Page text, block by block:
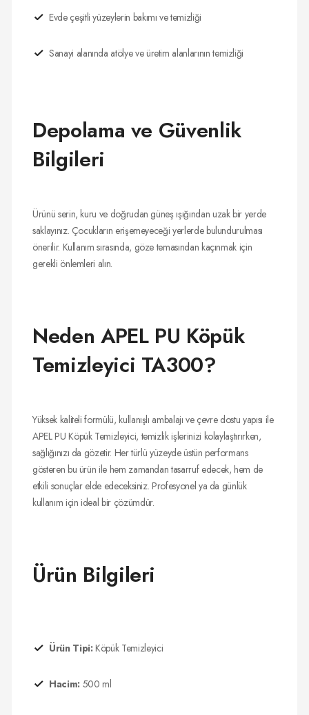
Evde çeşitli yüzeylerin bakımı ve temizliği
Sanayi alanında atölye ve üretim alanlarının temizliği
Depolama ve Güvenlik
Bilgileri
Ürünü serin, kuru ve doğrudan güneş ışığından uzak bir yerde
saklayınız. Çocukların erişemeyeceği yerlerde bulundurulması
önerilir. Kullanım sırasında, göze temasından kaçınmak için
gerekli önlemleri alın.
Neden APEL PU Köpük
Temizleyici TA300?
Yüksek kaliteli formülü, kullanışlı ambalajı ve çevre dostu yapısı ile
APEL PU Köpük Temizleyici, temizlik işlerinizi kolaylaştırırken,
sağlığınızı da gözetir. Her türlü yüzeyde üstün performans
gösteren bu ürün ile hem zamandan tasarruf edecek, hem de
etkili sonuçlar elde edeceksiniz. Profesyonel ya da günlük
kullanım için ideal bir çözümdür.
Ürün Bilgileri
Ürün Tipi: Köpük Temizleyici
Hacim: 500 ml